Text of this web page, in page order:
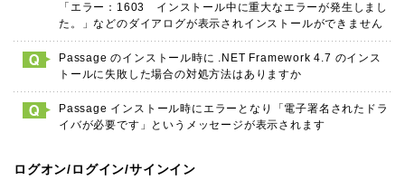
「エラー：1603 インストール中に重大なエラーが発生しまし
た。」などのダイアログが表示されインストールができません
Passage のインストール時に .NET Framework 4.7 のインス
トールに失敗した場合の対処方法はありますか
Passage インストール時にエラーとなり「電子署名されたドラ
イバが必要です」というメッセージが表示されます
ログオン/ログイン/サインイン